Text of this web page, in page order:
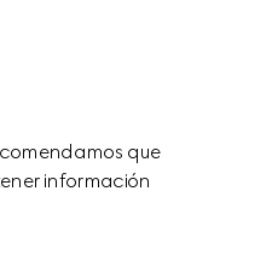
que
información